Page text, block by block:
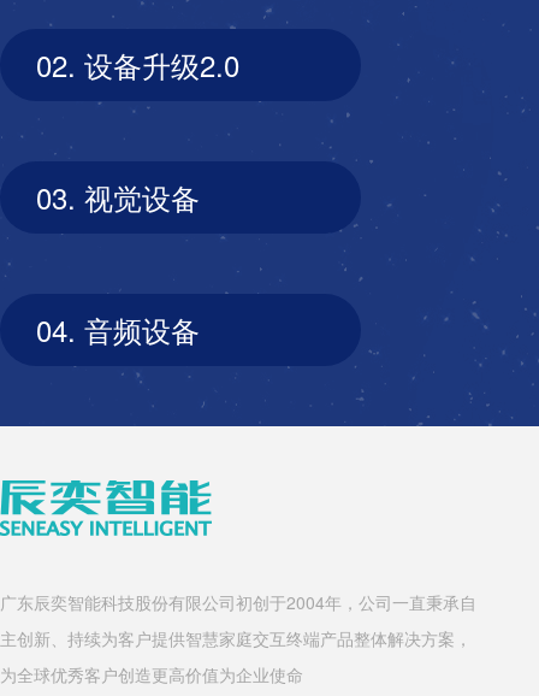
02. 设备升级2.0
03. 视觉设备
04. 音频设备
广东辰奕智能科技股份有限公司初创于2004年，公司一直秉承自
主创新、持续为客户提供智慧家庭交互终端产品整体解决方案，
为全球优秀客户创造更高价值为企业使命